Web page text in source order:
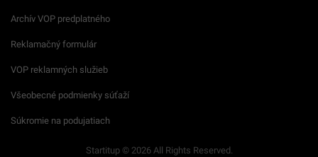
Archív VOP predplatného
Reklamačný formulár
VOP reklamných služieb
Všeobecné podmienky súťaží
Súkromie na podujatiach
Startitup © 2026 All Rights Reserved.